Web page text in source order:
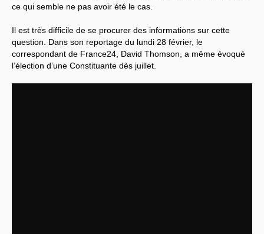
ce qui semble ne pas avoir été le cas.
Il est très difficile de se procurer des informations sur cette
question. Dans son reportage du lundi 28 février, le
correspondant de France24, David Thomson, a même évoqué
l’élection d’une Constituante dès juillet.